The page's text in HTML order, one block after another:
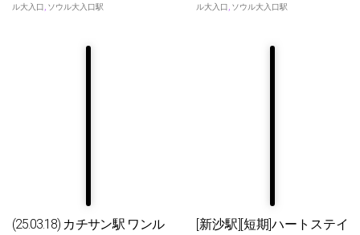
ル大入口, ソウル大入口駅
ル大入口, ソウル大入口駅
(25.03.18) カチサン駅 ワンル
[新沙駅][短期]ハートステイ